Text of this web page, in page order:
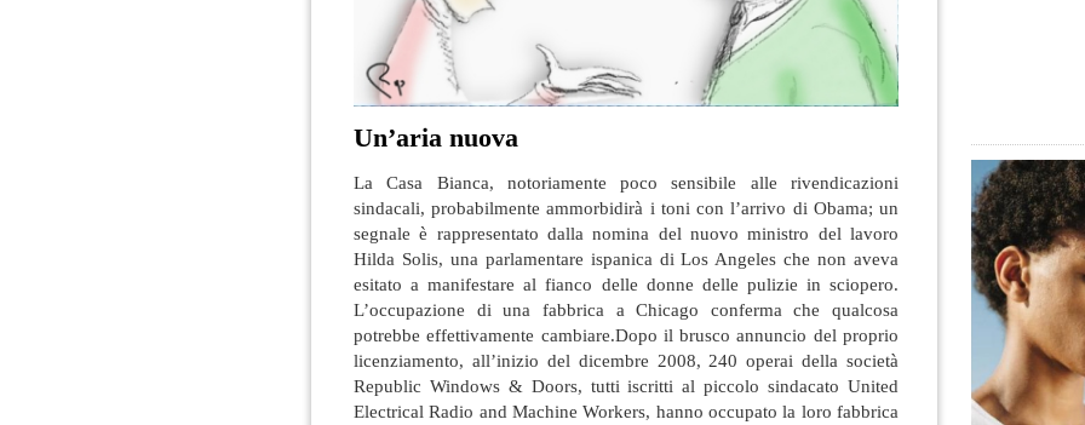
Un’aria nuova
La Casa Bianca, notoriamente poco sensibile alle rivendicazioni
sindacali, probabilmente ammorbidirà i toni con l’arrivo di Obama; un
segnale è rappresentato dalla nomina del nuovo ministro del lavoro
Hilda Solis, una parlamentare ispanica di Los Angeles che non aveva
esitato a manifestare al fianco delle donne delle pulizie in sciopero.
L’occupazione di una fabbrica a Chicago conferma che qualcosa
potrebbe effettivamente cambiare.Dopo il brusco annuncio del proprio
licenziamento, all’inizio del dicembre 2008, 240 operai della società
Republic Windows & Doors, tutti iscritti al piccolo sindacato United
Electrical Radio and Machine Workers, hanno occupato la loro fabbrica